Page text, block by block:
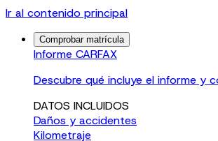
Ir al contenido principal
Comprobar matrícula
Informe CARFAX
Descubre qué incluye el informe y
DATOS INCLUIDOS
Daños y accidentes
Kilometraje